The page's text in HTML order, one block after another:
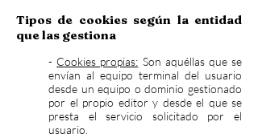
Tipos de cookies según la entidad
que las gestiona
- Cookies propias: Son aquéllas que se
envían al equipo terminal del usuario
desde un equipo o dominio gestionado
por el propio editor y desde el que se
presta el servicio solicitado por el
usuario.